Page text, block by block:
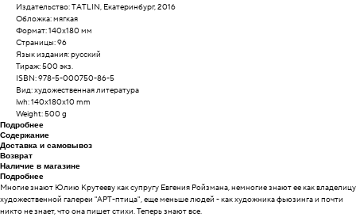
Издательство: TATLIN, Екатеринбург, 2016
Обложка: мягкая
Формат: 140х180 мм
Страницы: 96
Язык издания: русский
Тираж: 500 экз.
ISBN: 978-5-000750-86-5
Вид: художественная литература
lwh: 140x180x10 mm
Weight: 500 g
Подробнее
Содержание
Доставка и самовывоз
Возврат
Наличие в магазине
Подробнее
Многие знают Юлию Крутееву как супругу Евгения Ройзмана, немногие знают ее как владелицу
художественной галереи "АРТ-птица", еще меньше людей - как художника фьюзинга и почти
никто не знает, что она пишет стихи. Теперь знают все.